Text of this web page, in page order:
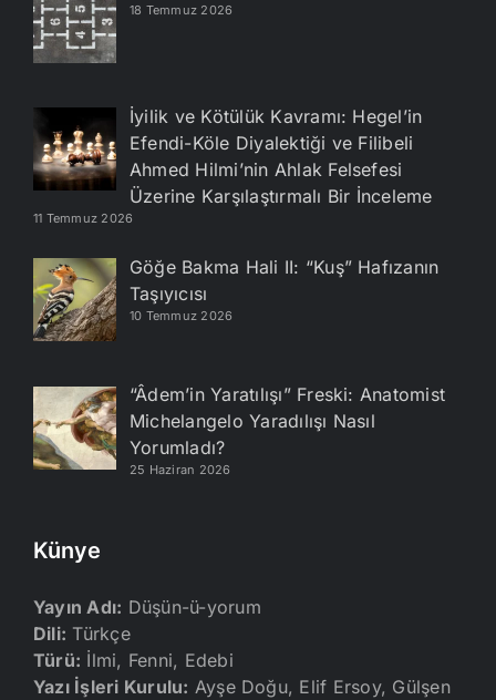
18 Temmuz 2026
İyilik ve Kötülük Kavramı: Hegel’in
Efendi-Köle Diyalektiği ve Filibeli
Ahmed Hilmi’nin Ahlak Felsefesi
Üzerine Karşılaştırmalı Bir İnceleme
11 Temmuz 2026
Göğe Bakma Hali II: “Kuş” Hafızanın
Taşıyıcısı
10 Temmuz 2026
“Âdem’in Yaratılışı” Freski: Anatomist
Michelangelo Yaradılışı Nasıl
Yorumladı?
25 Haziran 2026
Künye
Yayın Adı: Düşün-ü-yorum
Dili: Türkçe
Türü: İlmi, Fenni, Edebi
Yazı İşleri Kurulu: Ayşe Doğu, Elif Ersoy, Gülşen